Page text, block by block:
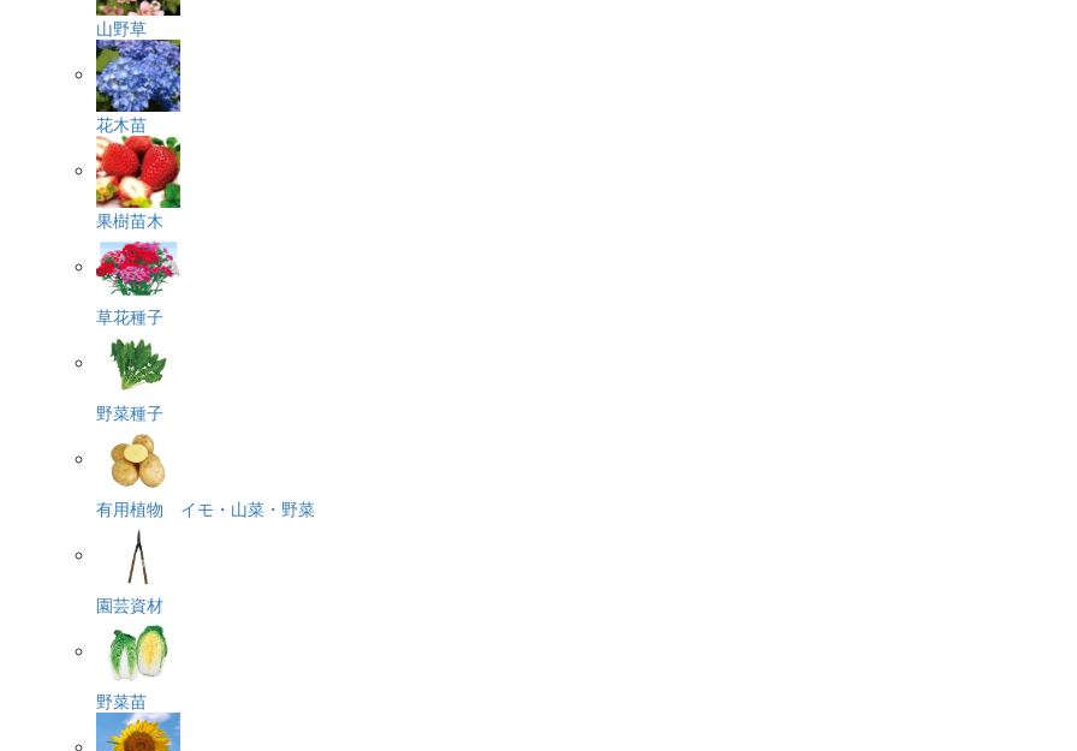
山野草
花木苗
果樹苗木
草花種子
野菜種子
有用植物 イモ・山菜・野菜
園芸資材
野菜苗